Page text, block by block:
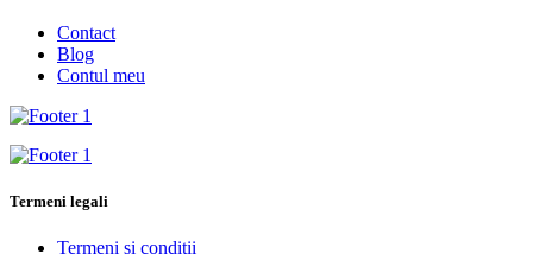
Contact
Blog
Contul meu
Termeni legali
Termeni si conditii